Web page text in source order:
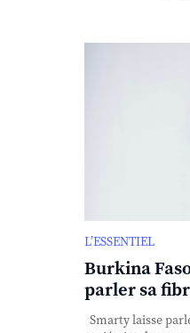
L’ESSENTIEL
Burkina
parler sa
Smarty laisse